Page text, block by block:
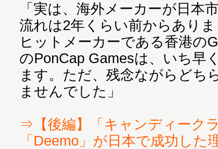
「実は、海外メーカーが日本
流れは2年くらい前からあり
ヒットメーカーである香港の
のPonCap Gamesは、いち早
ます。ただ、残念ながらどち
ませんでした」
⇒【後編】「キャンディーク
「Deemo」が日本で成功した